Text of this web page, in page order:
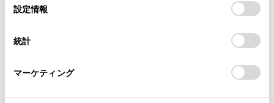
デバイスにすべてのCookie(クッキー)が保存されることに同
意したことになります。Cookie(クッキー)のオプトアウト、
設定の変更、同意を撤回したりするにあたっては、当社の
「Cookie（クッキー）情報の取り扱いについて
」をご覧くだ
設定情報
統計
マーケティング
で行うシフトレバーを採用。安全性に
配慮して、電源OFF時に自動的に